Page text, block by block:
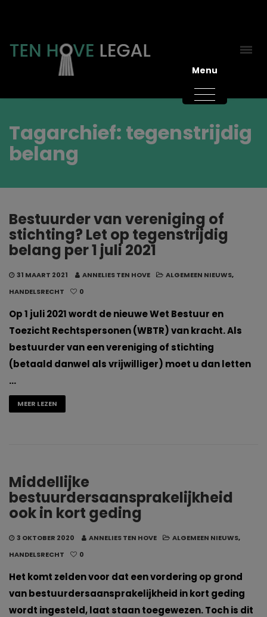
Tagarchief: tegenstrijdig
belang
Bestuurder van vereniging of
stichting? Let op tegenstrijdig
belang per 1 juli 2021
31 MAART 2021 ANNELIES TEN HOVE ALGEMEEN NIEUWS,
HANDELSRECHT
0
Op 1 juli 2021 wordt de nieuwe Wet Bestuur en
Toezicht Rechtspersonen (WBTR) van kracht. Als
bestuurder van een vereniging of stichting
(betaald danwel als vrijwilliger) moet u dan letten
…
MEER LEZEN
Middellijke
bestuurdersaansprakelijkheid
ook in kort geding
3 OKTOBER 2020 ANNELIES TEN HOVE ALGEMEEN NIEUWS,
HANDELSRECHT
0
Het komt zelden voor dat een vordering op grond
van bestuurdersaansprakelijkheid in kort geding
wordt ingesteld, laat staan toegewezen. Toch is dit
Menu